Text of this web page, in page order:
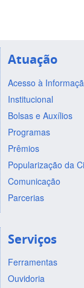
Atuação
Acesso à
Institucional
Bolsas e Auxílios
Programas
Prêmios
Popularização da
Comunicação
Parcerias
Serviços
Ferramentas
Ouvidoria